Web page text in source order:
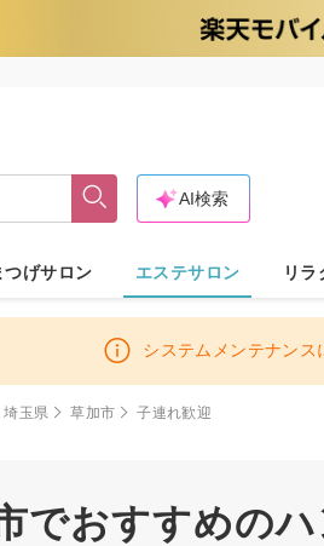
AI検索
つげサロン エステサロン リ
システムメンテナン
埼玉県 草加市 子連れ歓迎
でおすすめの